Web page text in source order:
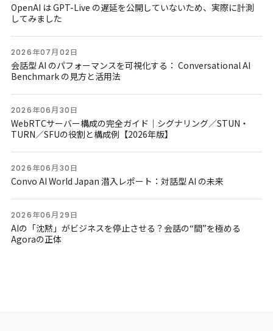
OpenAI は GPT-Live の遅延を公開していないため、実際に計測
してみました
2026年07月02日
会話型 AI のパフォーマンスを可視化する： Conversational AI
Benchmark の見方と活用法
2026年06月30日
WebRTCサーバー構成の完全ガイド｜シグナリング／STUN・
TURN／SFUの役割と構成例【2026年版】
2026年06月30日
Convo AI World Japan 潜入レポート：対話型 AI の未来
2026年06月29日
AIの「沈黙」がビジネスを停止させる？会話の“間”を極める
Agoraの正体